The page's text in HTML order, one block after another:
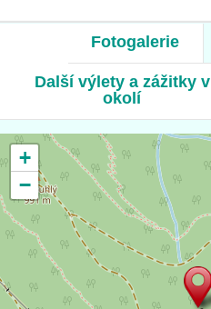
Fotogalerie
Další výlety a zážitky v
okolí
+
−